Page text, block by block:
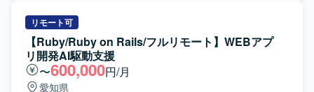
SSRなどのモダンなWeb技術を実践的に習得・強化してい
ただけます。 新規立ち上げから既存サービス拡大まで幅広
いフェーズに関わることで、設計から運用まで一連の経験
を積むことができます。 技術担当として顧客と直接コミュ
ニケーションを取る機会もあり、技術力とビジネス理解の
開発をご担当いただきます。人材紹介・マッチングサービ
スの開発チームに所属し、インターネットサービスの顧客
価値向上を目的とした開発や、社内基幹業務システムの業
務生産性向上のための開発など、多岐にわたる開発案件に
携わっていただきます。 5年近い歴史のあるプロダクトのた
リモート可
【Ruby/Ruby on Rails/フルリモート】WEBアプ
リ開発AI駆動支援
〜600,000円/月
愛知県